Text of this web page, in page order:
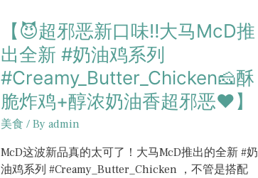
【😈超邪恶新口味‼️大马McD推
出全新 #奶油鸡系列
#Creamy_Butter_Chicken🧀酥
脆炸鸡+醇浓奶油香超邪恶❤️】
美食 / Byadmin
McD这波新品真的太可了！大马McD推出的全新 #奶
油鸡系列 #Creamy_Butter_Chicken ，不管是搭配